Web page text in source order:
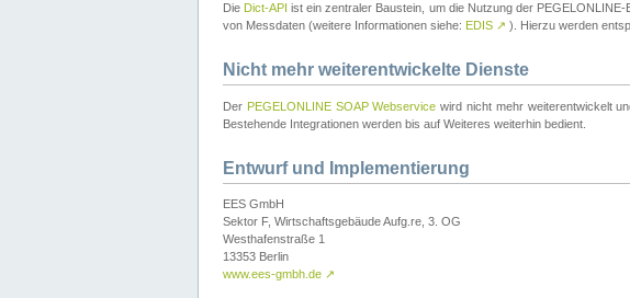
Die Dict-API ist ein zentraler Baustein, um die Nutzung der
von Messdaten (weitere Informationen siehe: EDIS ↗ ). Hierzu werden
Nicht mehr weiterentwickelte Dienste
Der PEGELONLINE SOAP Webservice wird nicht mehr weiterentwickelt
Bestehende Integrationen werden bis auf Weiteres weiterhin bedient.
Entwurf und Implementierung
EES GmbH
Sektor F, Wirtschaftsgebäude Aufg.re, 3. OG
Westhafenstraße 1
13353 Berlin
www.ees-gmbh.de ↗